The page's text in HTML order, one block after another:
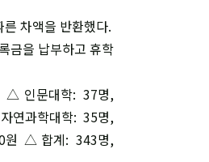
차액을 반환했다.
금을 납부하고 휴학
△인문대학: 37명,
과학대학: 35명,
원 △합계: 343명,